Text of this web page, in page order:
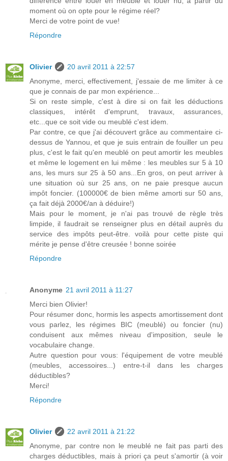
moment où on opte pour le régime réel?
Merci de votre point de vue!
Répondre
Olivier
20 avril 2011 à 22:57
Anonyme, merci, effectivement, j'essaie de me limiter à ce
que je connais de par mon expérience...
Si on reste simple, c'est à dire si on fait les déductions
classiques, intérêt d'emprunt, travaux, assurances,
etc...que ce soit vide ou meublé c'est idem.
Par contre, ce que j'ai découvert grâce au commentaire ci-
dessus de Yannou, et que je suis entrain de fouiller un peu
plus, c'est le fait qu'en meublé on peut amortir les meubles
et même le logement en lui même : les meubles sur 5 à 10
ans, les murs sur 25 à 50 ans...En gros, on peut arriver à
une situation où sur 25 ans, on ne paie presque aucun
impôt foncier. (100000€ de bien même amorti sur 50 ans,
ça fait déjà 2000€/an à déduire!)
Mais pour le moment, je n'ai pas trouvé de règle très
limpide, il faudrait se renseigner plus en détail auprès du
service des impôts peut-être. voilà pour cette piste qui
mérite je pense d'être creusée ! bonne soirée
Répondre
Anonyme 21 avril 2011 à 11:27
Merci bien Olivier!
Pour résumer donc, hormis les aspects amortissement dont
vous parlez, les régimes BIC (meublé) ou foncier (nu)
conduisent aux mêmes niveau d'imposition, seule le
vocabulaire change.
Autre question pour vous: l'équipement de votre meublé
(meubles, accessoires...) entre-t-il dans les charges
déductibles?
Merci!
Répondre
Olivier
22 avril 2011 à 21:22
Anonyme, par contre non le meublé ne fait pas parti des
charges déductibles, mais à priori ça peut s'amortir (à voir